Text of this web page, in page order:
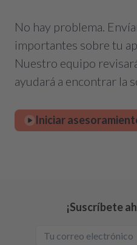
No hay problema.
importantes sobre tu
Nuestro equipo
ayudará a encontrar la
Iniciar
¡Suscríbete